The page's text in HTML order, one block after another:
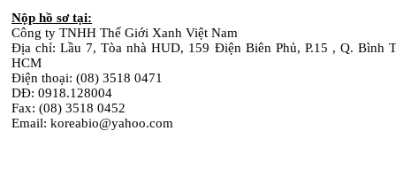
Nộp hồ sơ tại:
Công ty TNHH Thế Giới Xanh Việt Nam
Địa chỉ: Lầu 7, Tòa nhà HUD, 159 Điện Biên Phủ, P.15 , Q. Bình
HCM
Điện thoại: (08) 3518 0471
DĐ: 0918.128004
Fax: (08) 3518 0452
Email: koreabio@yahoo.com